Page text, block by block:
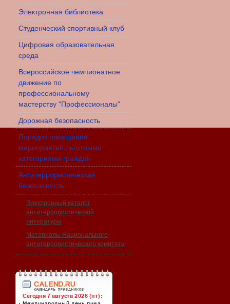
Электронная библиотека
Студенческий спортивный клуб
Цифровая образовательная
среда
Всероссийское чемпионатное
движение по
профессиональному
мастерству "Профессионалы"
Дорожная безопасность
Порядок посещения
мероприятий льготными
категориями граждан
Антитеррористическая
безопасность
Электронный каталог
антитеррористической
литературы
Материалы Национального
антитеррористического комитета